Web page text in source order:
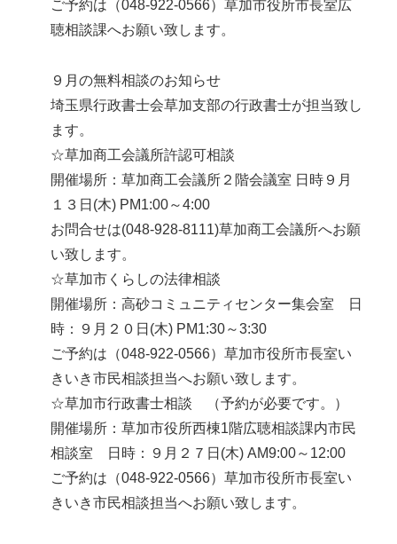
ご予約は（048-922-0566）草加市役所市長室広
聴相談課へお願い致します。
９月の無料相談のお知らせ
埼玉県行政書士会草加支部の行政書士が担当致し
ます。
☆草加商工会議所許認可相談
開催場所：草加商工会議所２階会議室 日時９月
１３日(木) PM1:00～4:00
お問合せは(048-928-8111)草加商工会議所へお願
い致します。
☆草加市くらしの法律相談
開催場所：高砂コミュニティセンター集会室 日
時：９月２０日(木) PM1:30～3:30
ご予約は（048-922-0566）草加市役所市長室い
きいき市民相談担当へお願い致します。
☆草加市行政書士相談 （予約が必要です。）
開催場所：草加市役所西棟1階広聴相談課内市民
相談室 日時：９月２７日(木) AM9:00～12:00
ご予約は（048-922-0566）草加市役所市長室い
きいき市民相談担当へお願い致します。